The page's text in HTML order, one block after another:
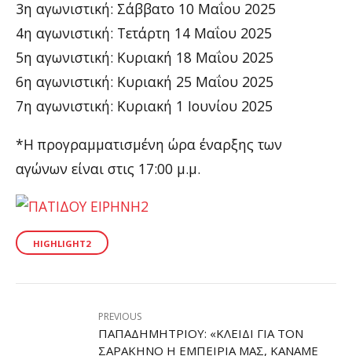
3η αγωνιστική: Σάββατο 10 Μαΐου 2025
4η αγωνιστική: Τετάρτη 14 Μαΐου 2025
5η αγωνιστική: Κυριακή 18 Μαΐου 2025
6η αγωνιστική: Κυριακή 25 Μαΐου 2025
7η αγωνιστική: Κυριακή 1 Ιουνίου 2025
*Η προγραμματισμένη ώρα έναρξης των
αγώνων είναι στις 17:00 μ.μ.
HIGHLIGHT2
PREVIOUS
ΠΑΠΑΔΗΜΗΤΡΊΟΥ: «ΚΛΕΙΔΊ ΓΙΑ ΤΟΝ
ΣΑΡΑΚΗΝΌ Η ΕΜΠΕΙΡΊΑ ΜΑΣ, ΚΆΝΑΜΕ